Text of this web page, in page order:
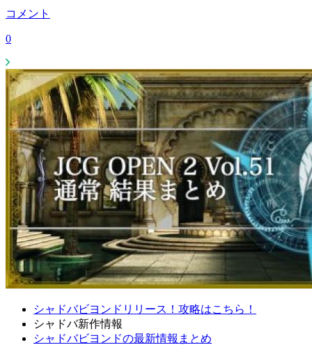
コメント
0
シャドバビヨンドリリース！攻略はこちら！
シャドバ新作情報
シャドバビヨンドの最新情報まとめ